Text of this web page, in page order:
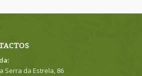
Serra da Estrela, 86